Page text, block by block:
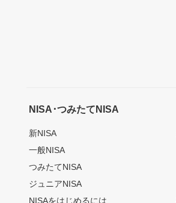
NISA･つみたてNISA
新NISA
一般NISA
つみたてNISA
ジュニアNISA
NISAをはじめるには